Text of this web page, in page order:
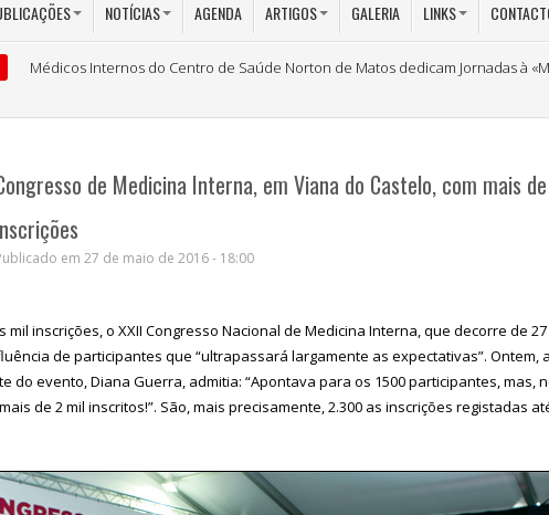
NOTÍCIAS AGENDA ARTIGOS GALERIA LINKS
Médicos Internos do Centro de Saúde Norton de Matos dedicam Jornadas à
de Medicina Interna, em Viana do Castelo, com mais
em 27 de maio de 2016 - 18:00
mil inscrições, o XXII Congresso Nacional de Medicina Interna, que decorre de 27
de participantes que “ultrapassará largamente as expectativas”. Ontem,
do evento, Diana Guerra, admitia: “Apontava para os 1500 participantes, mas,
de 2 mil inscritos!”. São, mais precisamente, 2.300 as inscrições registadas